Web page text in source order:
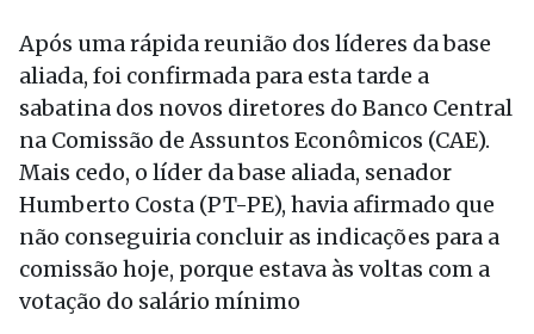
Após uma rápida reunião dos líderes da base
aliada, foi confirmada para esta tarde a
sabatina dos novos diretores do Banco Central
na Comissão de Assuntos Econômicos (CAE).
Mais cedo, o líder da base aliada, senador
Humberto Costa (PT-PE), havia afirmado que
não conseguiria concluir as indicações para a
comissão hoje, porque estava às voltas com a
votação do salário mínimo